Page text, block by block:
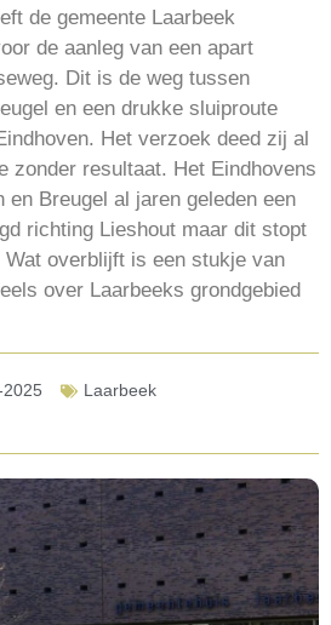
de gemeente Laarbeek
de aanleg van een apart
Dit is de weg tussen
en een drukke sluiproute
Het verzoek deed zij al
zonder resultaat. Het Eindhovens
en Breugel al jaren geleden een
richting Lieshout maar dit stopt
Wat overblijft is een stukje van
over Laarbeeks grondgebied
Laarbeek